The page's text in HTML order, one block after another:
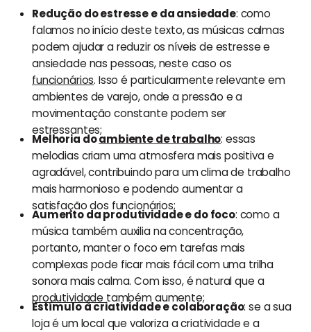
Redução do estresse e da ansiedade: como
falamos no início deste texto, as músicas calmas
podem ajudar a reduzir os níveis de estresse e
ansiedade nas pessoas, neste caso os
funcionários. Isso é particularmente relevante em
ambientes de varejo, onde a pressão e a
movimentação constante podem ser
estressantes;
Melhoria doambiente de trabalho: essas
melodias criam uma atmosfera mais positiva e
agradável, contribuindo para um clima de trabalho
mais harmonioso e podendo aumentar a
satisfação dos funcionários;
Aumento da produtividade e do foco: como a
música também auxilia na concentração,
portanto, manter o foco em tarefas mais
complexas pode ficar mais fácil com uma trilha
sonora mais calma. Com isso, é natural que a
produtividade também aumente;
Estímulo à criatividade e colaboração: se a sua
loja é um local que valoriza a criatividade e a